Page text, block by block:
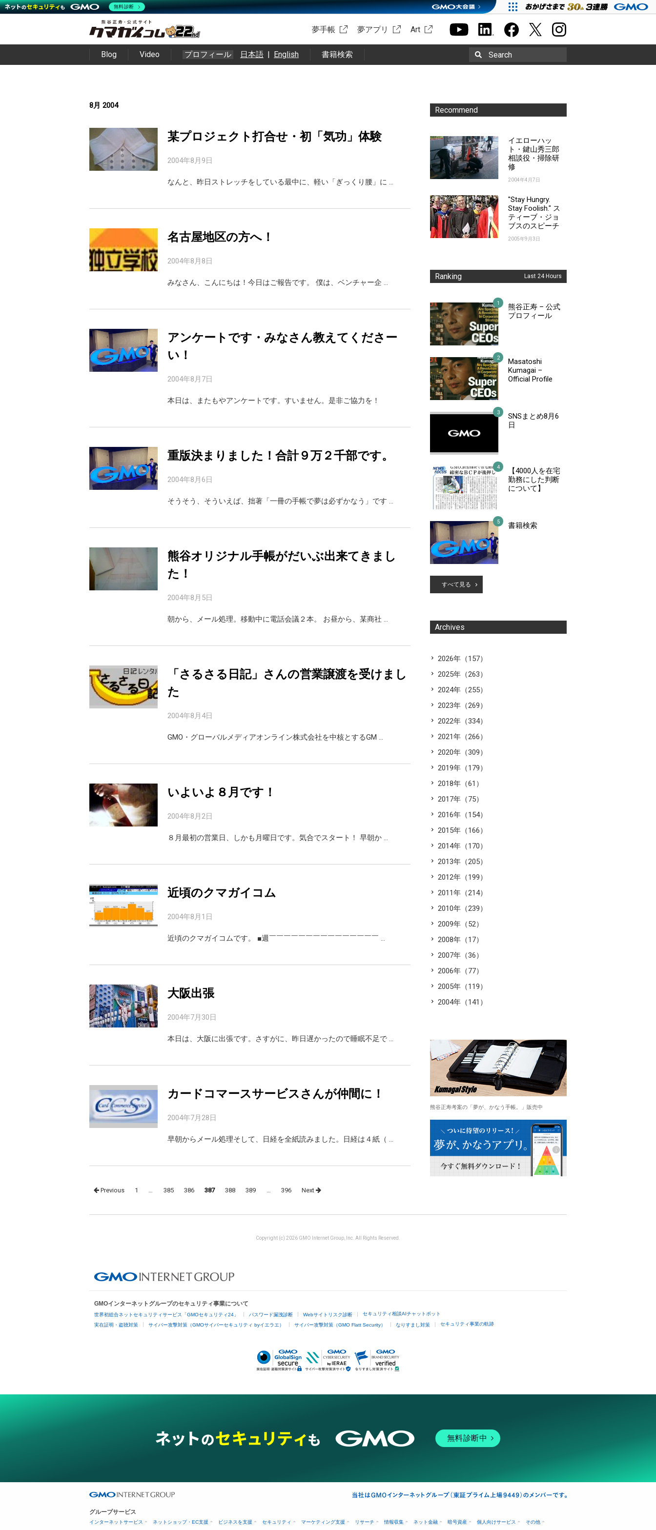
夢手帳 夢アプリ Art
Blog Video プロフィール 日本語 | English 書籍検索 Search
8月 2004
某プロジェクト打合せ・初「気功」体験
2004年8月9日
なんと、昨日ストレッチをしている最中に、軽い「ぎっくり腰」に …
名古屋地区の方へ！
2004年8月8日
みなさん、こんにちは！今日はご報告です。 僕は、ベンチャー企 …
アンケートです・みなさん教えてくださー
い！
2004年8月7日
本日は、またもやアンケートです。すいません。是非ご協力を！
重版決まりました！合計９万２千部です。
2004年8月6日
そうそう、そういえば、拙著「一冊の手帳で夢は必ずかなう」です …
熊谷オリジナル手帳がだいぶ出来てきまし
た！
2004年8月5日
朝から、メール処理。移動中に電話会議２本。 お昼から、某商社 …
「さるさる日記」さんの営業譲渡を受けまし
た
2004年8月4日
GMO・グローバルメディアオンライン株式会社を中核とするGM …
いよいよ８月です！
2004年8月2日
８月最初の営業日、しかも月曜日です。気合でスタート！ 早朝か …
近頃のクマガイコム
2004年8月1日
近頃のクマガイコムです。 ■週￣￣￣￣￣￣￣￣￣￣￣￣￣￣￣ …
大阪出張
2004年7月30日
本日は、大阪に出張です。さすがに、昨日遅かったので睡眠不足で …
カードコマースサービスさんが仲間に！
2004年7月28日
早朝からメール処理そして、日経を全紙読みました。日経は４紙（ …
PostsPrevious 1 … 385 386 387 388 389 … 396 Next
Recommend
イエローハッ
ト・鍵山秀三郎
相談役・掃除研
修
2004年4月7日
"Stay Hungry.
Stay Foolish." ス
ティーブ・ジョ
ブスのスピーチ
2005年9月3日
Ranking Last 24 Hours
熊谷正寿 – 公式
プロフィール
Masatoshi
Kumagai –
Official Profile
SNSまとめ8月6
日
【4000人を在宅
勤務にした判断
について】
書籍検索
すべて見る
Archives
2026年（157）
2025年（263）
2024年（255）
2023年（269）
2022年（334）
2021年（266）
2020年（309）
2019年（179）
2018年（61）
2017年（75）
2016年（154）
2015年（166）
2014年（170）
2013年（205）
2012年（199）
2011年（214）
2010年（239）
2009年（52）
2008年（17）
2007年（36）
2006年（77）
2005年（119）
2004年（141）
熊谷正寿考案の「夢が、かなう手帳。」販売中
Copyright (c) 2026 GMO Internet Group, Inc. All Rights Reserved.
GMOインターネットグループのセキュリティ事業について
世界初総合ネットセキュリティサービス「GMOセキュリティ24」 パスワード漏洩診断 Webサイトリスク診断 セキュリティ相談AIチャットボット
実在証明・盗聴対策 サイバー攻撃対策（GMOサイバーセキュリティ byイエラエ） サイバー攻撃対策（GMO Flatt Security） なりすまし対策 セキュリティ事業の軌跡
無料診断中
グループサービス
インターネットサービス ネットショップ・EC支援 ビジネスを支援 セキュリティ マーケティング支援 リサーチ 情報収集 ネット金融 暗号資産 個人向けサービス その他
無料診断